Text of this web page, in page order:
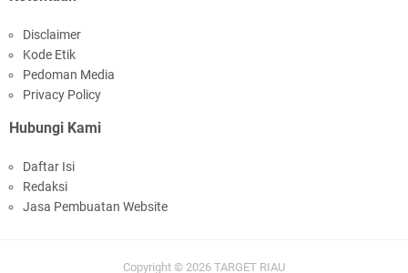
Asmar: Kunci Perkuat Ketahanan Pangan
Daerah Kepulauan
HUT IBI Ke-75, Bupati Asmar: Bidan Garda
Disclaimer
Kode Etik
Pedoman Media
Privacy Policy
Hubungi Kami
Daftar Isi
Redaksi
Jasa Pembuatan Website
Copyright © 2026 TARGET RIAU